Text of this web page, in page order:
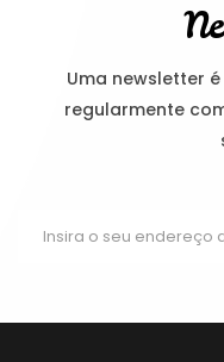
Uma newsletter
regularmente